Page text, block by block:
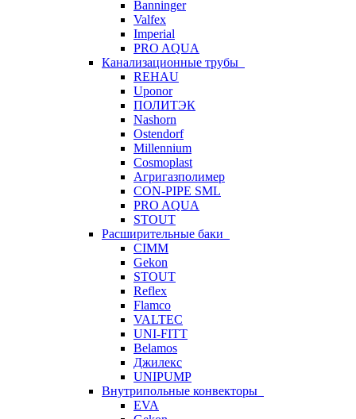
Banninger
Valfex
Imperial
PRO AQUA
Канализационные трубы
REHAU
Uponor
ПОЛИТЭК
Nashorn
Ostendorf
Millennium
Cosmoplast
Агригазполимер
CON-PIPE SML
PRO AQUA
STOUT
Расширительные баки
CIMM
Gekon
STOUT
Reflex
Flamco
VALTEC
UNI-FITT
Belamos
Джилекс
UNIPUMP
Внутрипольные конвекторы
EVA